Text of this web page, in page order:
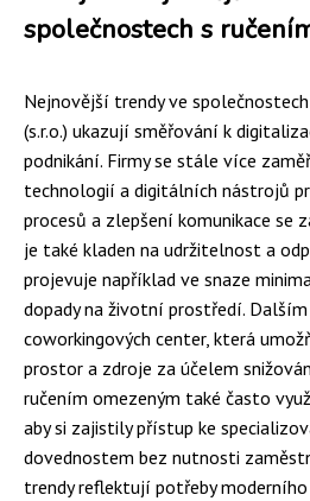
společnostech s
Nejnovější trendy ve
(s.r.o.) ukazují směřování k
podnikání. Firmy se stále více
technologií a digitálních nástrojů
procesů a zlepšení komunikace se
je také kladen na udržitelnost a
projevuje například ve snaze
dopady na životní prostředí.
coworkingových center, která
prostor a zdroje za účelem
ručením omezeným také často
aby si zajistily přístup ke
dovednostem bez nutnosti
trendy reflektují potřeby